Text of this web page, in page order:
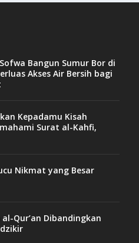
Bangun Sumur Bor di
Akses Air Bersih bagi
Kepadamu Kisah
Surat al-Kahfi,
Nikmat yang Besar
Qur’an Dibandingkan